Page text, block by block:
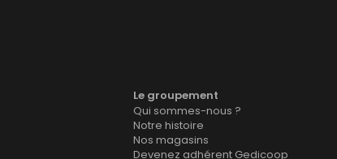
Le groupement
Qui sommes-nous ?
Notre histoire
Nos magasins
Devenez adhérent Gedicoop